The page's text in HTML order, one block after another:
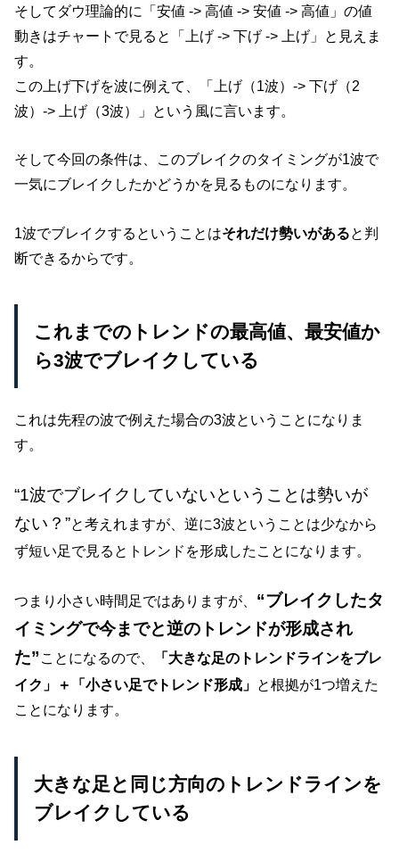
そしてダウ理論的に「安値 -> 高値 -> 安値 -> 高値」の値
動きはチャートで見ると「上げ -> 下げ -> 上げ」と見えま
す。
この上げ下げを波に例えて、「上げ（1波）-> 下げ（2
波）-> 上げ（3波）」という風に言います。
そして今回の条件は、このブレイクのタイミングが1波で
一気にブレイクしたかどうかを見るものになります。
1波でブレイクするということはそれだけ勢いがある と判
断できるからです。
これまでのトレンドの最高値、最安値か
ら3波でブレイクしている
これは先程の波で例えた場合の3波ということになりま
す。
“1波でブレイクしていないということは勢いが
ない？”と考えれますが、逆に3波ということは少なから
ず短い足で見るとトレンドを形成したことになります。
つまり小さい時間足ではありますが、 “ブレイクしたタ
イミングで今までと逆のトレンドが形成され
た”ことになるので、
「大きな足のトレンドラインをブレ
イク」＋「小さい足でトレンド形成」 と根拠が1つ増えた
ことになります。
大きな足と同じ方向のトレンドラインを
ブレイクしている